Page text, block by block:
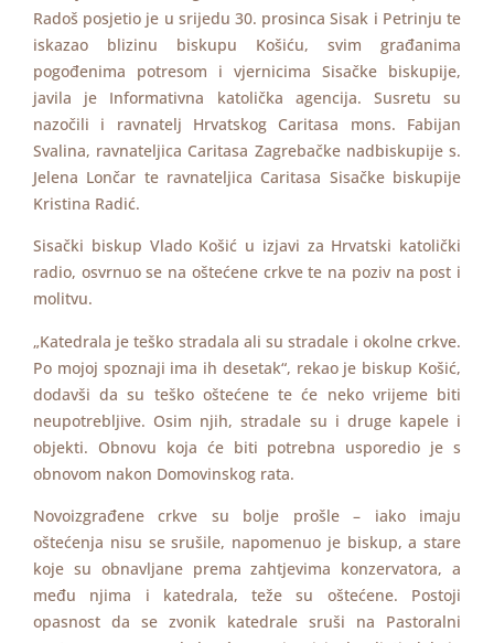
Radoš posjetio je u srijedu 30. prosinca Sisak i Petrinju te
iskazao blizinu biskupu Košiću, svim građanima
pogođenima potresom i vjernicima Sisačke biskupije,
javila je Informativna katolička agencija. Susretu su
nazočili i ravnatelj Hrvatskog Caritasa mons. Fabijan
Svalina, ravnateljica Caritasa Zagrebačke nadbiskupije s.
Jelena Lončar te ravnateljica Caritasa Sisačke biskupije
Kristina Radić.
Sisački biskup Vlado Košić u izjavi za Hrvatski katolički
radio, osvrnuo se na oštećene crkve te na poziv na post i
molitvu.
„Katedrala je teško stradala ali su stradale i okolne crkve.
Po mojoj spoznaji ima ih desetak“, rekao je biskup Košić,
dodavši da su teško oštećene te će neko vrijeme biti
neupotrebljive. Osim njih, stradale su i druge kapele i
objekti. Obnovu koja će biti potrebna usporedio je s
obnovom nakon Domovinskog rata.
Novoizgrađene crkve su bolje prošle – iako imaju
oštećenja nisu se srušile, napomenuo je biskup, a stare
koje su obnavljane prema zahtjevima konzervatora, a
među njima i katedrala, teže su oštećene. Postoji
opasnost da se zvonik katedrale sruši na Pastoralni